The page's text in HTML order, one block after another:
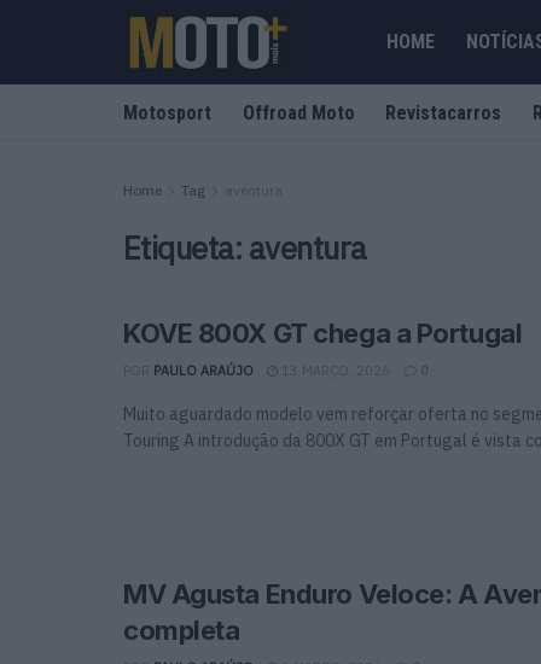
HOME
Motosport Offroad Moto Revistacarros
Home Tag aventura
Etiqueta: aventura
KOVE 800X GT chega a Portugal
PAULO ARAÚJO 13 MARÇO, 2026 0
Muito aguardado modelo vem reforçar oferta no
Touring A introdução da 800X GT em Portugal é vista
MV Agusta Enduro Veloce: A
completa